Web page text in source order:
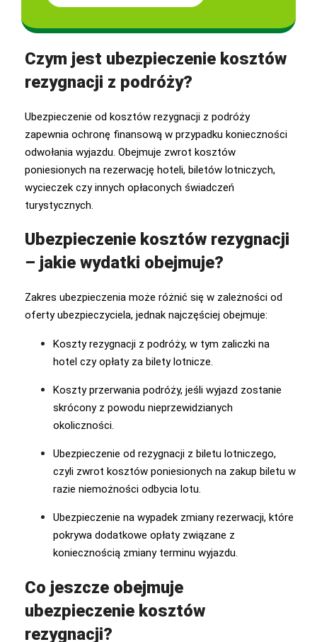
Czym jest ubezpieczenie kosztów
rezygnacji z podróży?
Ubezpieczenie od kosztów rezygnacji z podróży
zapewnia ochronę finansową w przypadku konieczności
odwołania wyjazdu. Obejmuje zwrot kosztów
poniesionych na rezerwację hoteli, biletów lotniczych,
wycieczek czy innych opłaconych świadczeń
turystycznych.
Ubezpieczenie kosztów rezygnacji
– jakie wydatki obejmuje?
Zakres ubezpieczenia może różnić się w zależności od
oferty ubezpieczyciela, jednak najczęściej obejmuje:
Koszty rezygnacji z podróży, w tym zaliczki na
hotel czy opłaty za bilety lotnicze.
Koszty przerwania podróży, jeśli wyjazd zostanie
skrócony z powodu nieprzewidzianych
okoliczności.
Ubezpieczenie od rezygnacji z biletu lotniczego,
czyli zwrot kosztów poniesionych na zakup biletu w
razie niemożności odbycia lotu.
Ubezpieczenie na wypadek zmiany rezerwacji, które
pokrywa dodatkowe opłaty związane z
koniecznością zmiany terminu wyjazdu.
Co jeszcze obejmuje
ubezpieczenie kosztów
rezygnacji?